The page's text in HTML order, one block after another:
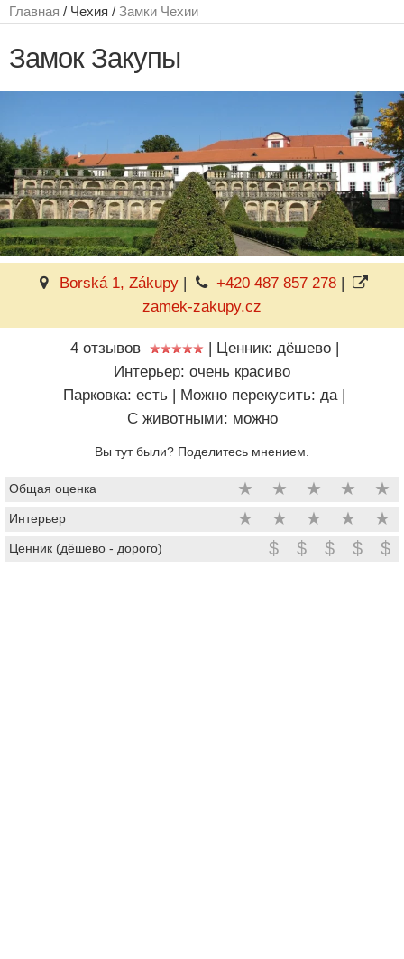
Главная / Чехия / Замки Чехии
Замок Закупы
Borská 1, Zákupy| +420 487 857 278 |
zamek-zakupy.cz
4 отзывов | Ценник: дёшево |
Интерьер: очень красиво
Парковка: есть | Можно перекусить: да |
C животными: можно
Вы тут были? Поделитесь мнением.
Общая оценка ★ ★ ★ ★ ★
Интерьер ★ ★ ★ ★ ★
Ценник (дёшево - дорого) $ $ $ $ $